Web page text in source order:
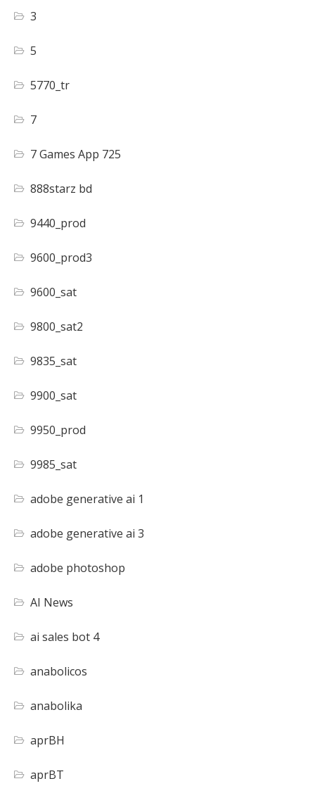
3
5
5770_tr
7
7 Games App 725
888starz bd
9440_prod
9600_prod3
9600_sat
9800_sat2
9835_sat
9900_sat
9950_prod
9985_sat
adobe generative ai 1
adobe generative ai 3
adobe photoshop
AI News
ai sales bot 4
anabolicos
anabolika
aprBH
aprBT